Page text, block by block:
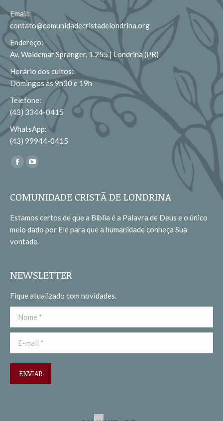
Email:
contato@comunidadecristadelondrina.org
Endereço:
Av. Waldemar Spranger, 1.255 | Londrina (PR)
Horário dos cultos:
Domingos às 9h30 e 19h
Telefone:
(43) 3344-0415
WhatsApp:
(43) 99944-0415
Encontre-nos em:
Facebook
opens
new
window
opens
new
window
COMUNIDADE CRISTÃ DE LONDRINA
Estamos certos de que a Bíblia é a Palavra de Deus e o único
meio dado por Ele para que a humanidade conheça Sua
vontade.
NEWSLETTER
Fique atualizado com novidades.
Nome *
E-mail *
ENVIAR